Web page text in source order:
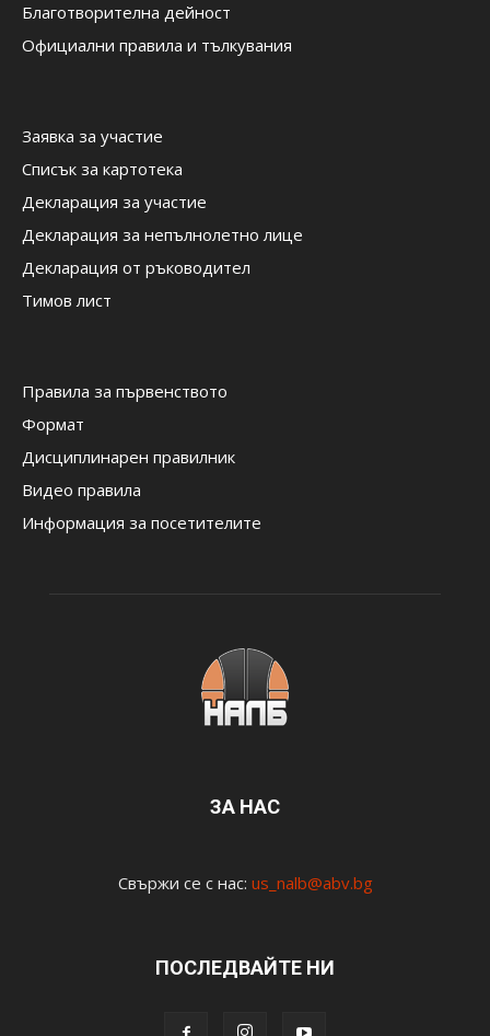
Благотворителна дейност
Официални правила и тълкувания
Заявка за участие
Списък за картотека
Декларация за участие
Декларация за непълнолетно лице
Декларация от ръководител
Тимов лист
Правила за първенството
Формат
Дисциплинарен правилник
Видео правила
Информация за посетителите
ЗА НАС
Свържи се с нас: us_nalb@abv.bg
ПОСЛЕДВАЙТЕ НИ